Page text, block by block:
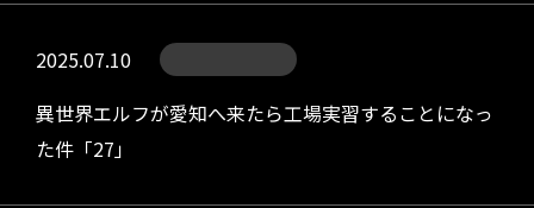
2025.07.10
異世界エルフが愛知へ来たら工場実習することになっ
た件「27」